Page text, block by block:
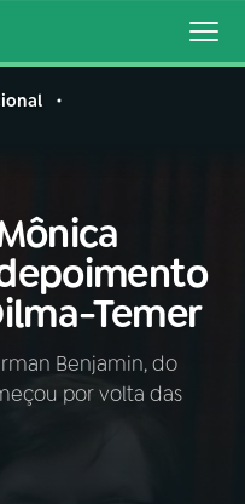
Temer
Benjamin, do
por volta das